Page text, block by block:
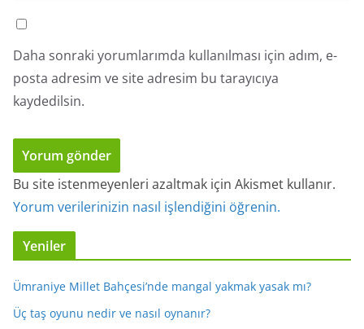
Daha sonraki yorumlarımda kullanılması için adım, e-
posta adresim ve site adresim bu tarayıcıya
kaydedilsin.
Bu site istenmeyenleri azaltmak için Akismet kullanır.
Yorum verilerinizin nasıl işlendiğini öğrenin.
Yeniler
Ümraniye Millet Bahçesi’nde mangal yakmak yasak mı?
Üç taş oyunu nedir ve nasıl oynanır?